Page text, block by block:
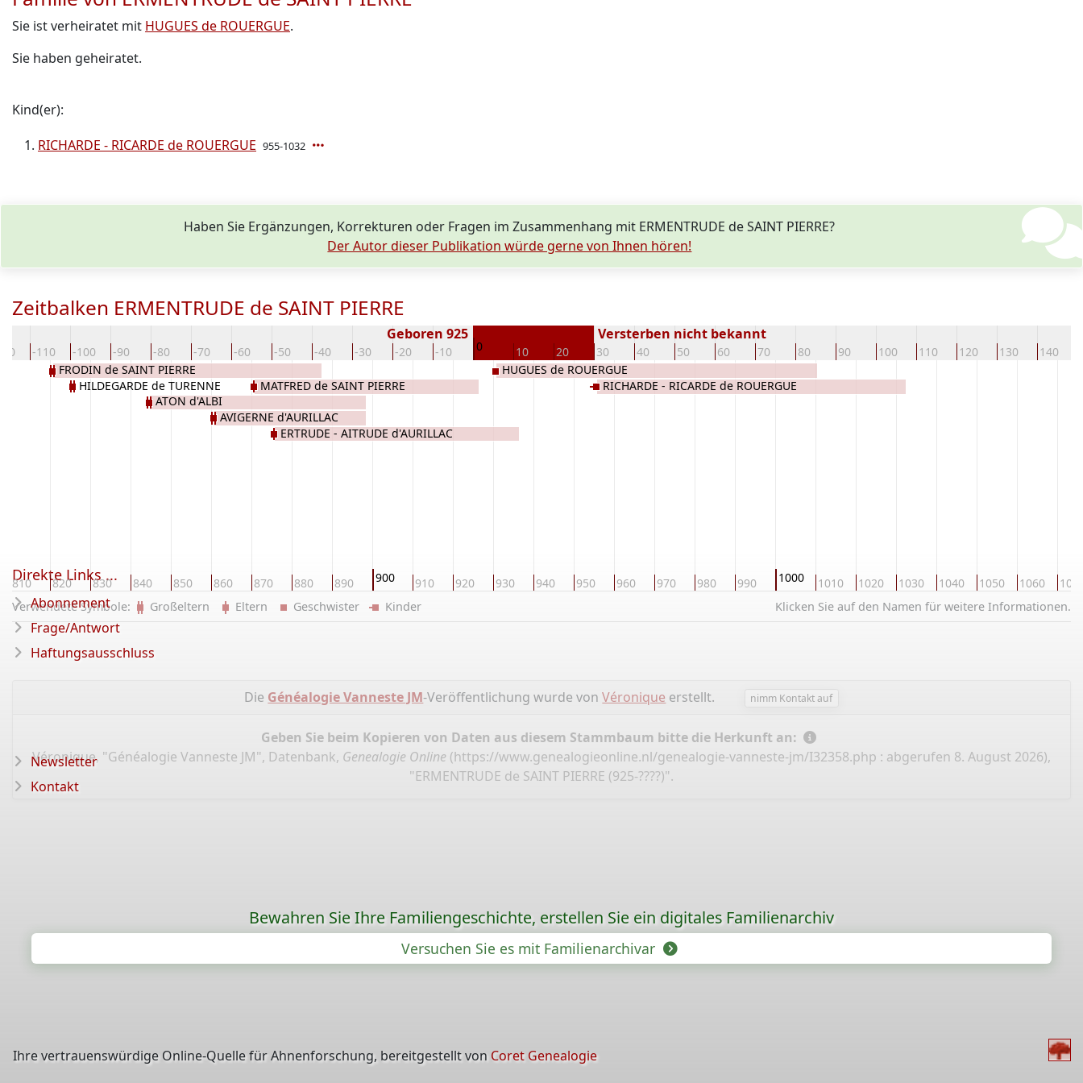
Sie ist verheiratet mit HUGUES de ROUERGUE.
Sie haben geheiratet.
Kind(er):
RICHARDE - RICARDE de ROUERGUE 955-1032
Haben Sie Ergänzungen, Korrekturen oder Fragen im Zusammenhang mit ERMENTRUDE de SAINT PIERRE?
Der Autor dieser Publikation würde gerne von Ihnen hören!
Zeitbalken ERMENTRUDE de SAINT PIERRE
-110 -100 -90 -80 -70 -60 -50 -40 -30 -20 -10 0 10 20 30 40 50 60 70 80 90 100 110 120 130 140
Geboren 925 Versterben nicht bekannt
810 820 830 840 850 860 870 880 890 900 910 920 930 940 950 960 970 980 990 1000 1010 1020 1030 1040 1050 1060
FRODIN de SAINT PIERRE
HILDEGARDE de TURENNE
ATON d'ALBI
AVIGERNE d'AURILLAC
MATFRED de SAINT PIERRE
ERTRUDE - AITRUDE d'AURILLAC
HUGUES de ROUERGUE
RICHARDE - RICARDE de ROUERGUE
Klicken Sie auf den Namen für weitere Informationen.
Verwendete Symbole: Großeltern Eltern Geschwister Kinder
Die Généalogie Vanneste JM-Veröffentlichung wurde vonVéronique erstellt. nimm Kontakt auf
Geben Sie beim Kopieren von Daten aus diesem Stammbaum bitte die Herkunft an:
Véronique, "Généalogie Vanneste JM", Datenbank, Genealogie Online (https://www.genealogieonline.nl/genealogie-vanneste-jm/I32358.php : abgerufen 8. August 2026),
"ERMENTRUDE de SAINT PIERRE (925-????)".
Direkte Links ...
Abonnement
Frage/Antwort
Haftungsausschluss
Newsletter
Kontakt
Bewahren Sie Ihre Familiengeschichte, erstellen Sie ein digitales Familienarchiv
Versuchen Sie es mit Familienarchivar
Ihre vertrauenswürdige Online-Quelle für Ahnenforschung, bereitgestellt von Coret Genealogie